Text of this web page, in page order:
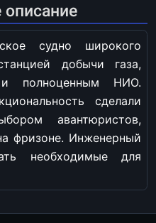
судно широкого
добычи газа,
полноценным НИО.
сделали
авантюристов,
фризоне. Инженерный
необходимые для